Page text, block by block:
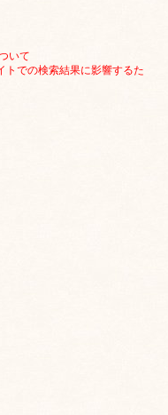
いて
トでの検索結果に影響するた